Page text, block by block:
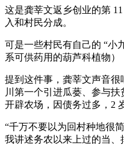
这是龚莘文返乡创业的第
入和村民分成。
可是一些村民有自己的 “小
系可供药用的葫芦科植物）
提到这件事，龚莘文声音
川第一个引进瓜蒌、参与
开辟农场，因债务过多，2
“千万不要以为回村种地很
我讲述务农以来上过的当